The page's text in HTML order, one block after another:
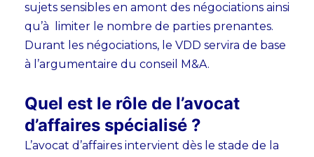
sujets sensibles en amont des négociations ainsi
qu’à limiter le nombre de parties prenantes.
Durant les négociations, le VDD servira de base
à l’argumentaire du conseil M&A.
Quel est le rôle de l’avocat
d’affaires spécialisé ?
L’avocat d’affaires intervient dès le stade de la